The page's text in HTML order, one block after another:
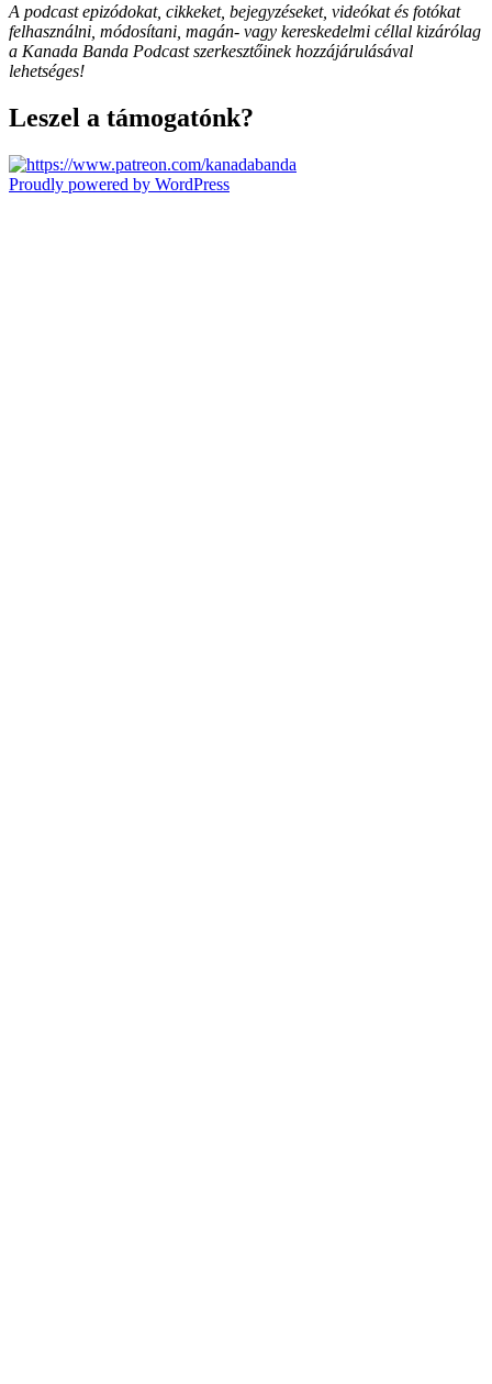
A podcast epizódokat, cikkeket, bejegyzéseket, videókat és fotókat
felhasználni, módosítani, magán- vagy kereskedelmi céllal kizárólag
a Kanada Banda Podcast szerkesztőinek hozzájárulásával
lehetséges!
Leszel a támogatónk?
Proudly powered by WordPress